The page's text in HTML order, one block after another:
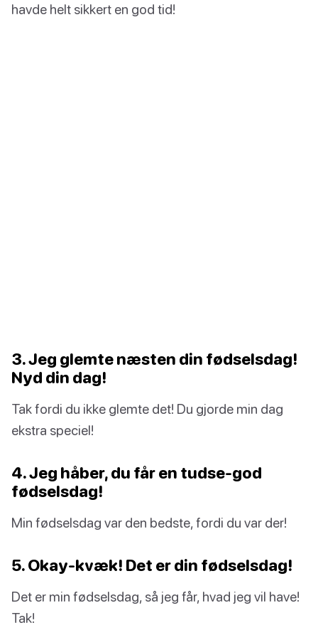
havde helt sikkert en god tid!
3. Jeg glemte næsten din fødselsdag!
Nyd din dag!
Tak fordi du ikke glemte det! Du gjorde min dag
ekstra speciel!
4. Jeg håber, du får en tudse-god
fødselsdag!
Min fødselsdag var den bedste, fordi du var der!
5. Okay-kvæk! Det er din fødselsdag!
Det er min fødselsdag, så jeg får, hvad jeg vil have!
Tak!